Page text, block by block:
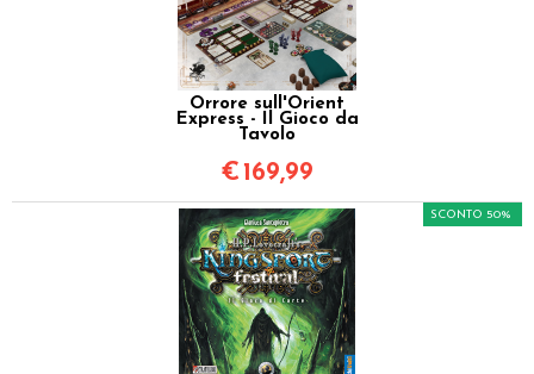
Orrore sull'Orient
Express - Il Gioco da
Tavolo
€ 169,99
SCONTO 50%